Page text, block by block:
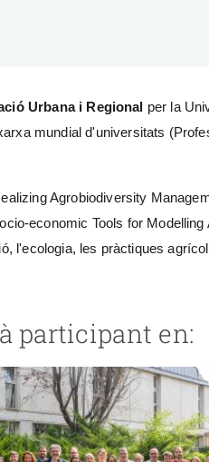
Urbana i Regional per la
mundial d'universitats
Agrobiodiversity
economic Tools for Modelling
l'ecologia, les pràctiques
participant en:
Desenvolupament de